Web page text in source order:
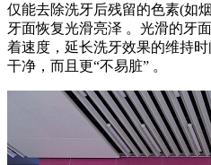
仅能去除洗牙后残留的色素(如
牙面恢复光滑亮泽 。光滑的牙
着速度，延长洗牙效果的维持
干净，而且更“不易脏” 。